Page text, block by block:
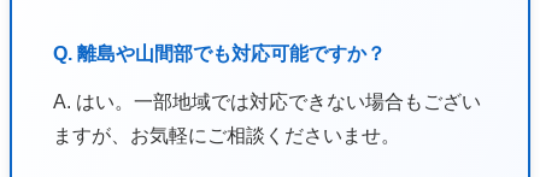
Q. 離島や山間部でも対応可能ですか？
A. はい。一部地域では対応できない場合もござい
ますが、お気軽にご相談くださいませ。